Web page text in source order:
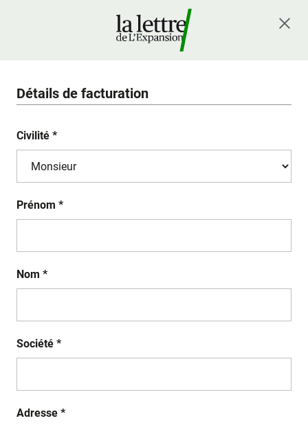
Détails de facturation
Civilité *
Prénom *
Nom *
Société *
Adresse *